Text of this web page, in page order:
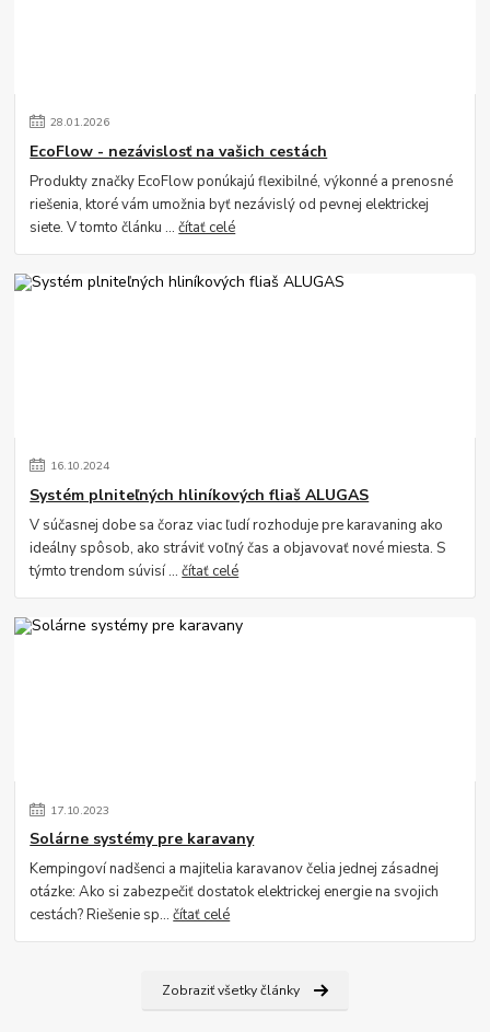
28.01.2026
EcoFlow - nezávislosť na vašich cestách
Produkty značky EcoFlow ponúkajú flexibilné, výkonné a prenosné
riešenia, ktoré vám umožnia byť nezávislý od pevnej elektrickej
siete. V tomto článku ...čítať celé
16.10.2024
Systém plniteľných hliníkových fliaš ALUGAS
V súčasnej dobe sa čoraz viac ľudí rozhoduje pre karavaning ako
ideálny spôsob, ako stráviť voľný čas a objavovať nové miesta. S
týmto trendom súvisí ...čítať celé
17.10.2023
Solárne systémy pre karavany
Kempingoví nadšenci a majitelia karavanov čelia jednej zásadnej
otázke: Ako si zabezpečiť dostatok elektrickej energie na svojich
cestách? Riešenie sp...čítať celé
Zobraziť všetky články